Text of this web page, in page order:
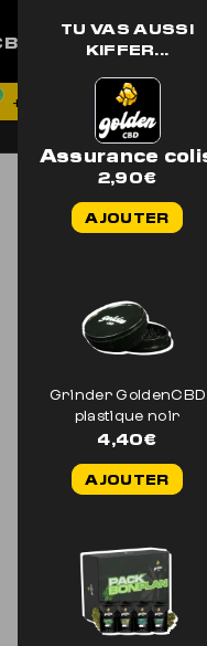
Pro Aide et
+33 7 56 93 14 20
TU VAS AUSSI
KIFFER...
Assurance
2,90€
AJOUTER
Grinder GoldenCBD
plastique noir
4,40€
AJOUTER